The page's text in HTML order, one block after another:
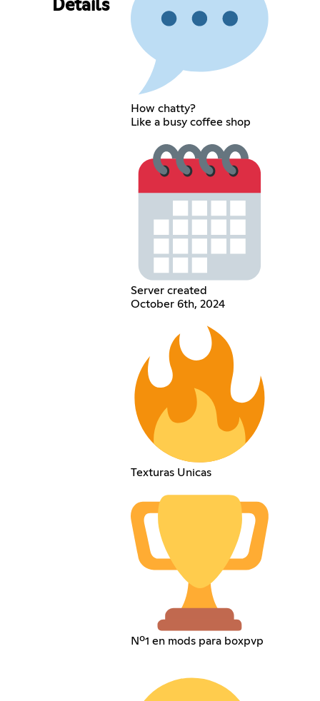
Details
How chatty?
Like a busy coffee shop
Server created
October 6th, 2024
Texturas Unicas
Nº1 en mods para boxpvp